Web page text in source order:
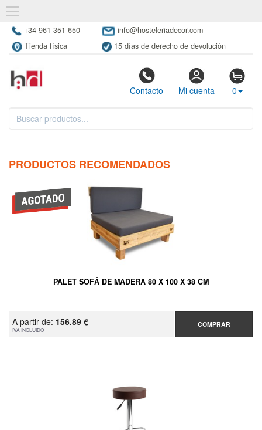
+34 961 351 650
info@hosteleriadecor.com
Tienda física
15 días de derecho de devolución
Contacto Mi cuenta 0
PRODUCTOS RECOMENDADOS
PALET SOFÁ DE MADERA 80 X 100 X 38 CM
A partir de: 156.89 €
IVA INCLUIDO
COMPRAR